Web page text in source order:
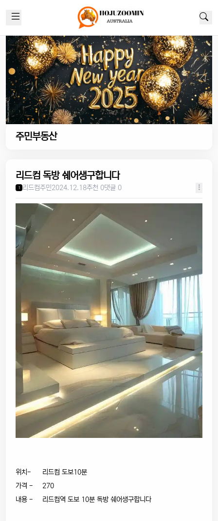
주민부동산
리드컴 독방 쉐어생구합니다
1 리드컴주민2024.12.18추천 0댓글 0
위치- 리드컴 도보10분
가격 - 270
내용 - 리드컴역 도보 10분 독방 쉐어생구합니다